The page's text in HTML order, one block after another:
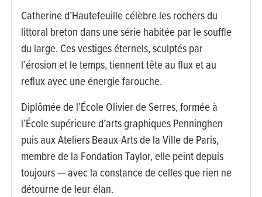
Catherine d’Hautefeuille célèbre les rochers du
littoral breton dans une série habitée par le souffle
du large. Ces vestiges éternels, sculptés par
l’érosion et le temps, tiennent tête au flux et au
reflux avec une énergie farouche.
Diplômée de l’École Olivier de Serres, formée à
l’École supérieure d’arts graphiques Penninghen
puis aux Ateliers Beaux-Arts de la Ville de Paris,
membre de la Fondation Taylor, elle peint depuis
toujours — avec la constance de celles que rien ne
détourne de leur élan.